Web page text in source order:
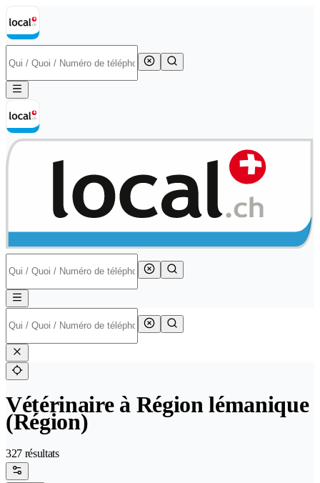
Vétérinaire à Région lémanique
(Région)
327 résultats